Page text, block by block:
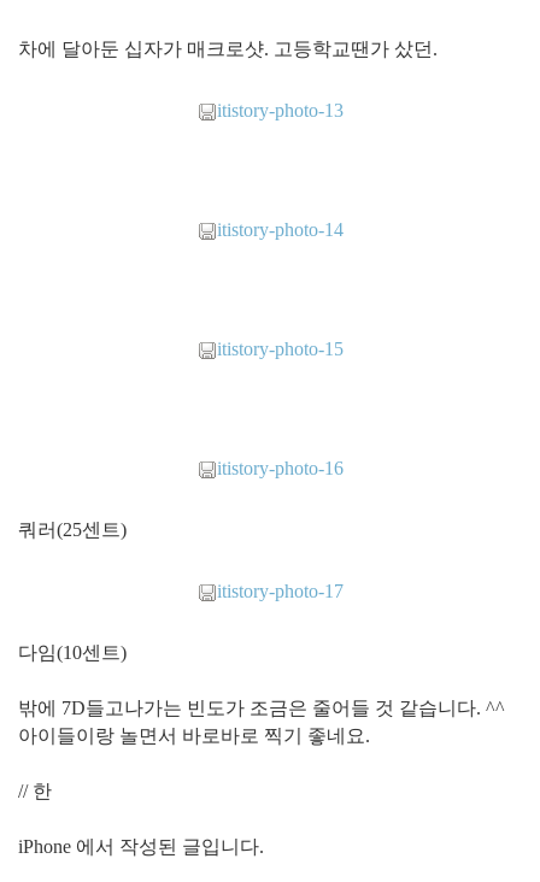
차에 달아둔 십자가 매크로샷. 고등학교땐가 샀던.
itistory-photo-13
itistory-photo-14
itistory-photo-15
itistory-photo-16
쿼러(25센트)
itistory-photo-17
다임(10센트)
밖에 7D들고나가는 빈도가 조금은 줄어들 것 같습니다. ^^
아이들이랑 놀면서 바로바로 찍기 좋네요.
// 한
iPhone 에서 작성된 글입니다.